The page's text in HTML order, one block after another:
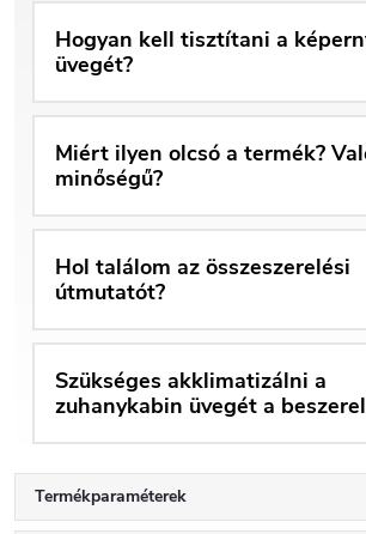
Hogyan kell tisztítani a
üvegét?
Miért ilyen olcsó a termék?
minőségű?
Hol találom az összeszerelési
útmutatót?
Szükséges akklimatizálni a
zuhanykabin üvegét a
Termékparaméterek